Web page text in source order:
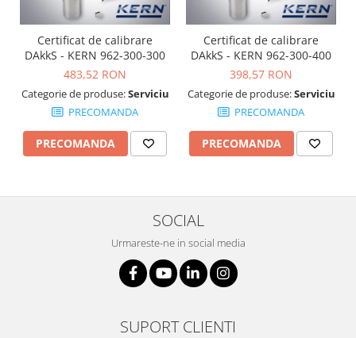
OIML M1
OIML M3
Greutati individuale
OIML E1
OIML E2
OIML F2
Greutati newtoniene
Bare suport (Newtoniene)
Certificat de calibrare
DAkkS - KERN 962-300-300
483,52 RON
Categorie de produse:Serviciu
PRECOMANDA
PRECOMANDA
Certificat de calibrare
DAkkS - KERN 962-300-400
398,57 RON
Categorie de produse:Serviciu
PRECOMANDA
PRECOMANDA
SOCIAL
Urmareste-ne in social media
SUPORT CLIENTI